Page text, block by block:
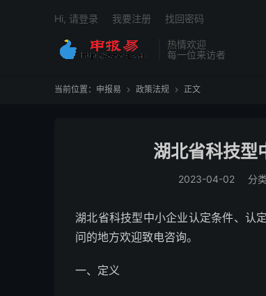
热情欢迎
每一位来访者
Hi, 请登录 我要注册 找回密码
当前位置： 申报易  政策法规  正文
湖北省科技型
2023-04-02 分类
湖北省科技型中小企业认定条件、认
问的地方欢迎致电咨询。
一、定义